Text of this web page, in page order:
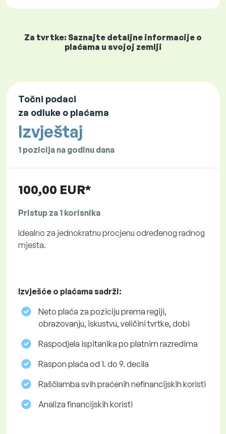
Za tvrtke: Saznajte detaljne informacije o
plaćama u svojoj zemlji
Točni podaci
za odluke o plaćama
Izvještaj
1 pozicija na godinu dana
100,00 EUR*
Pristup za 1 korisnika
Idealno za jednokratnu procjenu određenog radnog
mjesta.
Izvješće o plaćama sadrži:
Neto plaća za poziciju prema regiji,
obrazovanju, iskustvu, veličini tvrtke, dobi
Raspodjela ispitanika po platnim razredima
Raspon plaća od 1. do 9. decila
Raščlamba svih praćenih nefinancijskih koristi
Analiza financijskih koristi